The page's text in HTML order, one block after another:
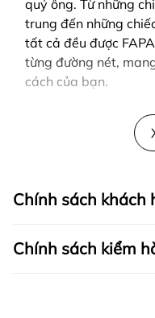
quý ông. Từ những
trung đến những
tất cả đều được
từng đường nét,
cách của bạn.
SẢN PHẨM ĐƯỢC
Chính sách khách
Chính sách kiểm